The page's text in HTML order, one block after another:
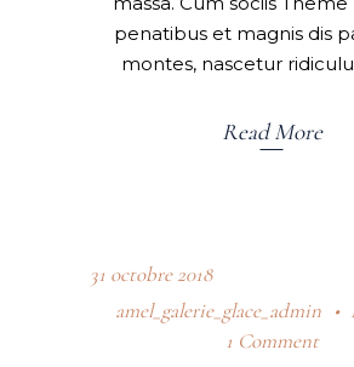
penatibus et magnis dis
montes, nascetur
Read More
31 octobre 2018
amel_galerie_glace_admin
1 Comment